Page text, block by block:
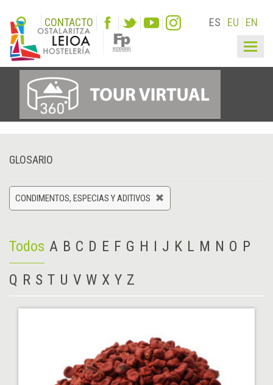
CONTACTO ES EU EN
GLOSARIO
CONDIMENTOS, ESPECIAS Y ADITIVOS
Todos A B C D E F G H I J K L M N O P
Q R S T U V W X Y Z